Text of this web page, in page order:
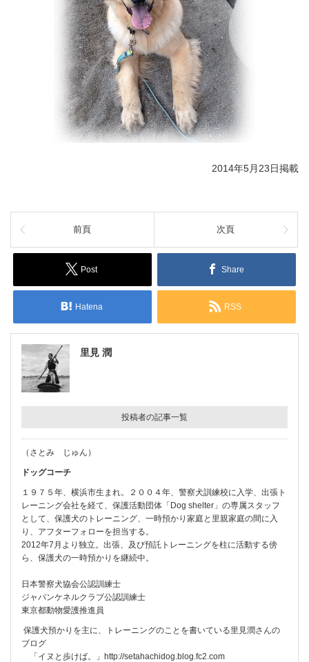
2014年5月23日掲載
前頁 次頁
Post Share
Hatena RSS
里見 潤
投稿者の記事一覧
（さとみ じゅん）
ドッグコーチ
１９７５年、横浜市生まれ。２００４年、警察犬訓練校に入学、出張ト
レーニング会社を経て、保護活動団体「Dog shelter」の専属スタッフ
として、保護犬のトレーニング、一時預かり家庭と里親家庭の間に入
り、アフターフォローを担当する。
2012年7月より独立。出張、及び預託トレーニングを柱に活動する傍
ら、保護犬の一時預かりを継続中。
日本警察犬協会公認訓練士
ジャパンケネルクラブ公認訓練士
東京都動物愛護推進員
保護犬預かりを主に、トレーニングのことを書いている里見潤さんの
ブログ
「イヌと歩けば。」 http://setahachidog.blog.fc2.com